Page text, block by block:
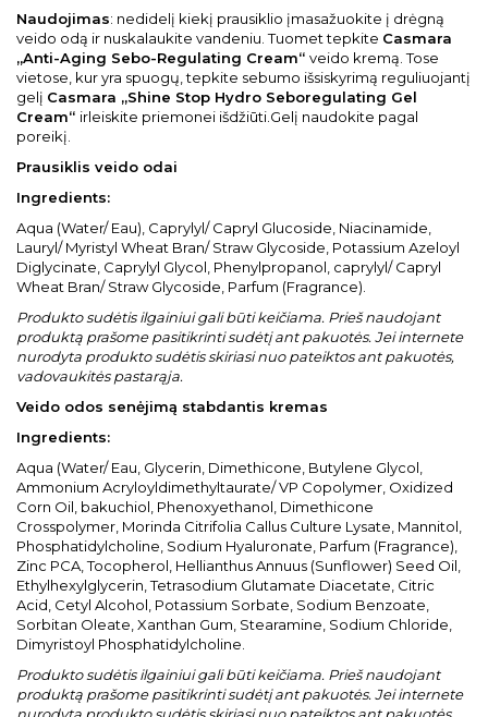
Naudojimas: nedidelį kiekį prausiklio įmasažuokite į drėgną
veido odą ir nuskalaukite vandeniu. Tuomet tepkite Casmara
„Anti-Aging Sebo-Regulating Cream“ veido kremą. Tose
vietose, kur yra spuogų, tepkite sebumo išsiskyrimą reguliuojantį
gelį Casmara „Shine Stop Hydro Seboregulating Gel
Cream“ irleiskite priemonei išdžiūti.Gelį naudokite pagal
poreikį.
Prausiklis veido odai
Ingredients:
Aqua (Water/ Eau), Caprylyl/ Capryl Glucoside, Niacinamide,
Lauryl/ Myristyl Wheat Bran/ Straw Glycoside, Potassium Azeloyl
Diglycinate, Caprylyl Glycol, Phenylpropanol, caprylyl/ Capryl
Wheat Bran/ Straw Glycoside, Parfum (Fragrance).
Produkto sudėtis ilgainiui gali būti keičiama. Prieš naudojant
produktą prašome pasitikrinti sudėtį ant pakuotės. Jei internete
nurodyta produkto sudėtis skiriasi nuo pateiktos ant pakuotės,
vadovaukitės pastarąja.
Veido odos senėjimą stabdantis kremas
Ingredients:
Aqua (Water/ Eau, Glycerin, Dimethicone, Butylene Glycol,
Ammonium Acryloyldimethyltaurate/ VP Copolymer, Oxidized
Corn Oil, bakuchiol, Phenoxyethanol, Dimethicone
Crosspolymer, Morinda Citrifolia Callus Culture Lysate, Mannitol,
Phosphatidylcholine, Sodium Hyaluronate, Parfum (Fragrance),
Zinc PCA, Tocopherol, Hellianthus Annuus (Sunflower) Seed Oil,
Ethylhexylglycerin, Tetrasodium Glutamate Diacetate, Citric
Acid, Cetyl Alcohol, Potassium Sorbate, Sodium Benzoate,
Sorbitan Oleate, Xanthan Gum, Stearamine, Sodium Chloride,
Dimyristoyl Phosphatidylcholine.
Produkto sudėtis ilgainiui gali būti keičiama. Prieš naudojant
produktą prašome pasitikrinti sudėtį ant pakuotės. Jei internete